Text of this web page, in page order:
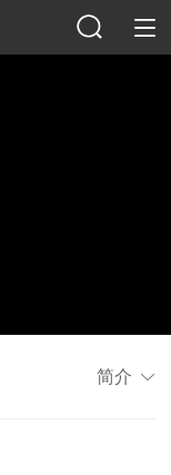
简介